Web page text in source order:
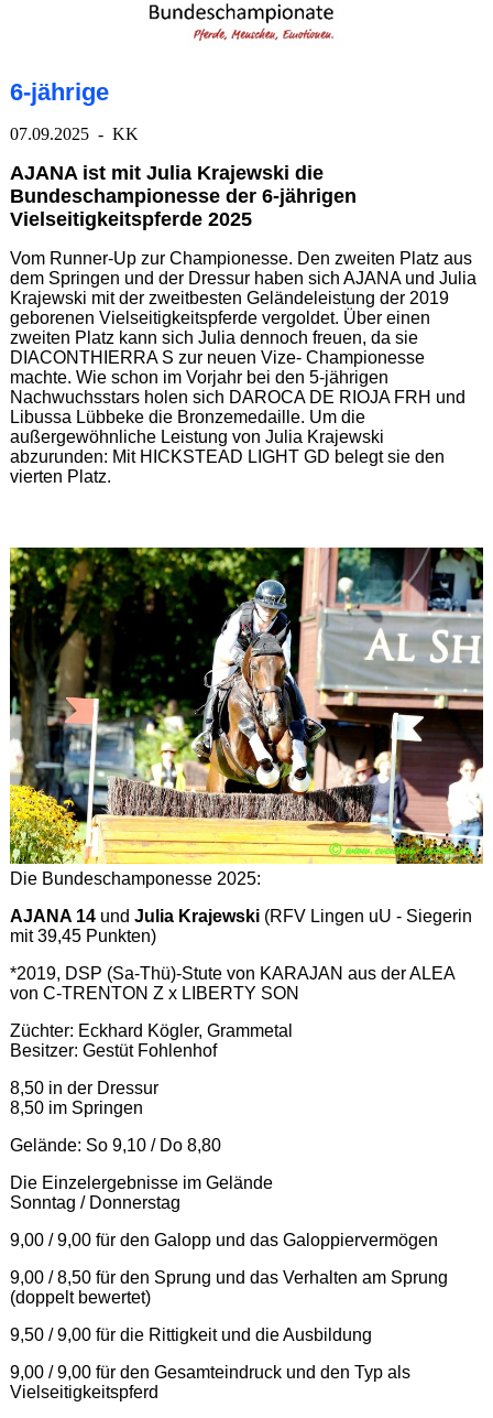
6-jährige
07.09.2025 - KK
AJANA ist mit Julia Krajewski die
Bundeschampionesse der 6-jährigen
Vielseitigkeitspferde 2025
Vom Runner-Up zur Championesse. Den zweiten Platz aus
dem Springen und der Dressur haben sich AJANA und Julia
Krajewski mit der zweitbesten Geländeleistung der 2019
geborenen Vielseitigkeitspferde vergoldet. Über einen
zweiten Platz kann sich Julia dennoch freuen, da sie
DIACONTHIERRA S zur neuen Vize- Championesse
machte. Wie schon im Vorjahr bei den 5-jährigen
Nachwuchsstars holen sich DAROCA DE RIOJA FRH und
Libussa Lübbeke die Bronzemedaille. Um die
außergewöhnliche Leistung von Julia Krajewski
abzurunden: Mit HICKSTEAD LIGHT GD belegt sie den
vierten Platz.
Die Bundeschamponesse 2025:
AJANA 14 und Julia Krajewski(RFV Lingen uU - Siegerin
mit 39,45 Punkten)
*2019, DSP (Sa-Thü)-Stute von KARAJAN aus der ALEA
von C-TRENTON Z x LIBERTY SON
Züchter: Eckhard Kögler, Grammetal
Besitzer: Gestüt Fohlenhof
8,50 in der Dressur
8,50 im Springen
Gelände: So 9,10 / Do 8,80
Die Einzelergebnisse im Gelände
Sonntag / Donnerstag
9,00 / 9,00 für den Galopp und das Galoppiervermögen
9,00 / 8,50 für den Sprung und das Verhalten am Sprung
(doppelt bewertet)
9,50 / 9,00 für die Rittigkeit und die Ausbildung
9,00 / 9,00 für den Gesamteindruck und den Typ als
Vielseitigkeitspferd